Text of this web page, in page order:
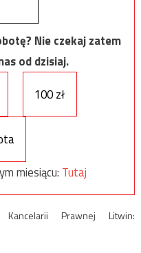
Nie czekaj zatem
od dzisiaj.
100 zł
miesiącu: Tutaj
Prawnej Litwin: